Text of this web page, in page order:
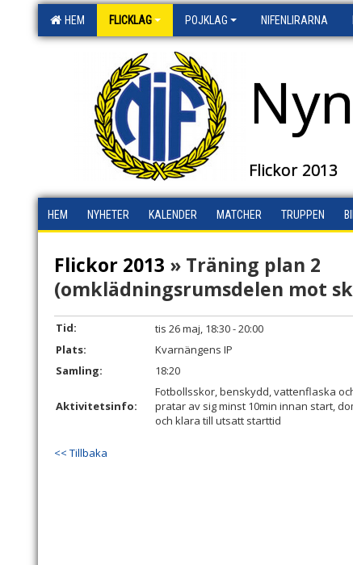
HEM FLICKLAG POJKLAG NIFENLIRARNA
Flickor 2013
HEM NYHETER KALENDER MATCHER TRUPPEN
Flickor 2013 » Träning plan 2
(omklädningsrumsdelen mot
Tid:
tis 26 maj, 18:30 - 20:00
Plats:
Kvarnängens IP
Samling:
18:20
Aktivitetsinfo:
Fotbollsskor, benskydd, vattenflaska
pratar av sig minst 10min innan start,
och klara till utsatt starttid
<< Tillbaka